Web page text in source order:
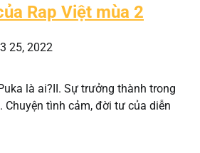
Rap Việt mùa 2
25, 2022
là ai?II. Sự trưởng thành trong
Chuyện tình cảm, đời tư của diễn